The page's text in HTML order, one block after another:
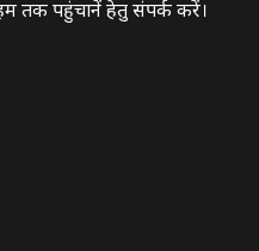
तक पहुंचानें हेतु संपर्क करें।